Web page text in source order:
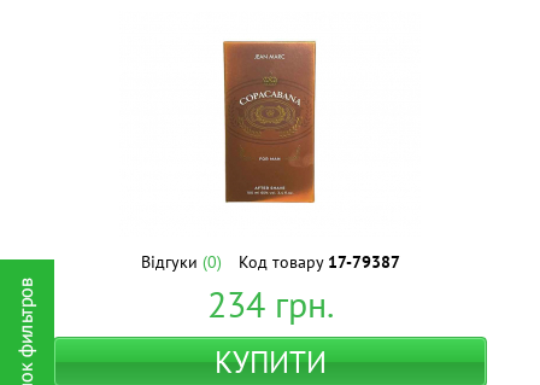
Відгуки (0) Код товару 17-79387
234грн.
КУПИТИ